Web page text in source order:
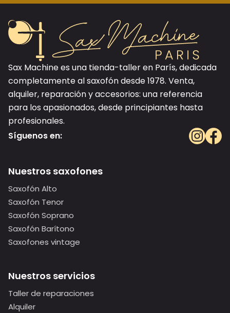
Sax Machine es una tienda-taller en París, dedicada
completamente al saxofón desde 1978. Venta,
alquiler, reparación y accesorios: una referencia
para los apasionados, desde principiantes hasta
profesionales.
Síguenos en:
Nuestros saxofones
Saxofón Alto
Saxofón Tenor
Saxofón Soprano
Saxofón Barítono
Saxofones vintage
Nuestros servicios
Taller de reparaciones
Alquiler